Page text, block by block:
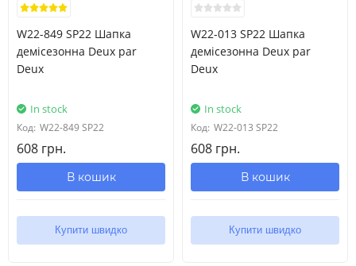
W22-849 SP22 Шапка
демісезонна Deux par
Deux
In stock
Код: W22-849 SP22
608 грн.
В кошик
Купити швидко
W22-013 SP22 Шапка
демісезонна Deux par
Deux
In stock
Код: W22-013 SP22
608 грн.
В кошик
Купити швидко